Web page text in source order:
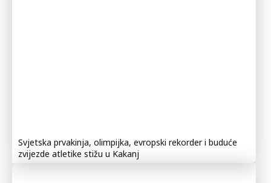
Svjetska prvakinja, olimpijka, evropski rekorder i buduće
zvijezde atletike stižu u Kakanj